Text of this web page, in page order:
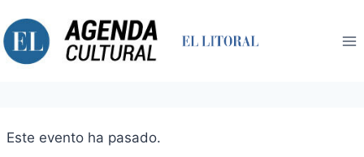
al
contenido
Este evento ha pasado.